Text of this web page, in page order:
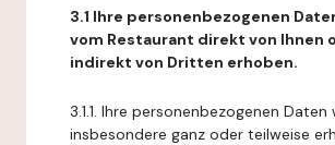
3.1 Ihre personenbezogenen
vom Restaurant direkt von Ihnen
indirekt von Dritten erhoben.
3.1.1. Ihre personenbezogenen Daten
insbesondere ganz oder teilweise